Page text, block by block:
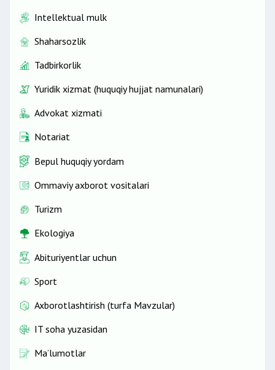
Intellektual mulk
Shaharsozlik
Tadbirkorlik
Yuridik xizmat (huquqiy hujjat namunalari)
Advokat xizmati
Notariat
Bepul huquqiy yordam
Ommaviy axborot vositalari
Turizm
Ekologiya
Abituriyentlar uchun
Sport
Axborotlashtirish (turfa Mavzular)
IT soha yuzasidan
Ma’lumotlar